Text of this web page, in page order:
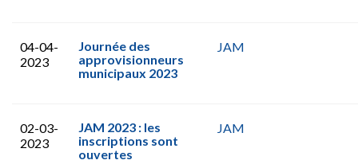
04-04-
2023
Journée des
approvisionneurs
municipaux 2023
JAM
02-03-
2023
JAM 2023 : les
inscriptions sont
ouvertes
JAM